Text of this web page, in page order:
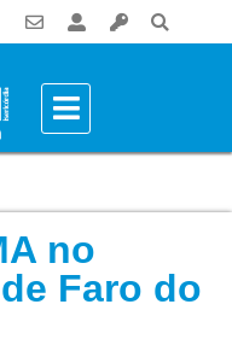
no
Faro do